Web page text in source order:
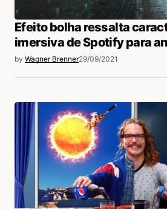
Efeito bolha ressalta
imersiva de Spotify para
by Wagner Brenner29/09/2021